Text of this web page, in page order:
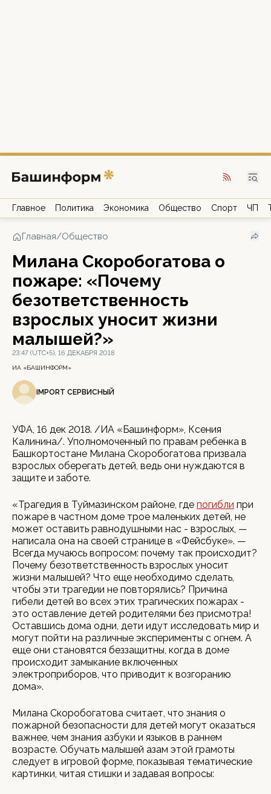
Главное Политика Экономика Общество Спорт ЧП
Главная/Общество
Милана Скоробогатова о
пожаре: «Почему
безответственность
взрослых уносит жизни
малышей?»
23:47 (UTC+5), 16 ДЕКАБРЯ 2018
ИА «БАШИНФОРМ»
IMPORT СЕРВИСНЫЙ
УФА, 16 дек 2018. /ИА «Башинформ», Ксения
Калинина/. Уполномоченный по правам ребенка в
Башкортостане Милана Скоробогатова призвала
взрослых оберегать детей, ведь они нуждаются в
защите и заботе.
«Трагедия в Туймазинском районе, где погибли при
пожаре в частном доме трое маленьких детей, не
может оставить равнодушными нас - взрослых, —
написала она на своей странице в «Фейсбуке». —
Всегда мучаюсь вопросом: почему так происходит?
Почему безответственность взрослых уносит
жизни малышей? Что еще необходимо сделать,
чтобы эти трагедии не повторялись? Причина
гибели детей во всех этих трагических пожарах -
это оставление детей родителями без присмотра!
Оставшись дома одни, дети идут исследовать мир и
могут пойти на различные эксперименты с огнем. А
еще они становятся беззащитны, когда в доме
происходит замыкание включенных
электроприборов, что приводит к возгоранию
дома».
Милана Скоробогатова считает, что знания о
пожарной безопасности для детей могут оказаться
важнее, чем знания азбуки и языков в раннем
возрасте. Обучать малышей азам этой грамоты
следует в игровой форме, показывая тематические
картинки, читая стишки и задавая вопросы: